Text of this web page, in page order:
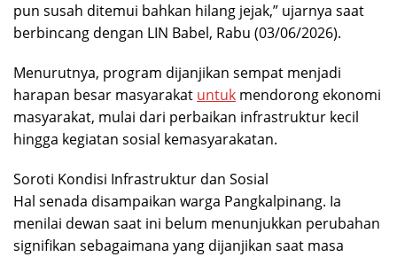
pun susah ditemui bahkan hilang jejak,” ujarnya saat
berbincang dengan LIN Babel, Rabu (03/06/2026).
Menurutnya, program dijanjikan sempat menjadi
harapan besar masyarakat untuk mendorong ekonomi
masyarakat, mulai dari perbaikan infrastruktur kecil
hingga kegiatan sosial kemasyarakatan.
Soroti Kondisi Infrastruktur dan Sosial
Hal senada disampaikan warga Pangkalpinang. Ia
menilai dewan saat ini belum menunjukkan perubahan
signifikan sebagaimana yang dijanjikan saat masa